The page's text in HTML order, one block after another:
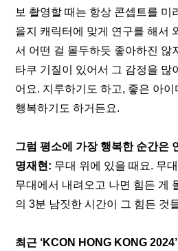
보 촬영할 때는 항상 콘셉트를 미
을지 캐릭터에 맞게 연구를 해서
서 어떤 걸 몰두하듯 좋아하진 않
타쿠 기질이 있어서 그 감정을 많
어요. 지루하기도 하고, 좋은 아
행복하기도 하거든요.
그럼 평소에 가장 행복한 순간은
명재현: 무대 위에 있을 때요. 무
무대에서 내려오고 나면 힘든 게
의 3분 남짓한 시간이 그 힘든 것
최근 ‘KCON HONG KONG